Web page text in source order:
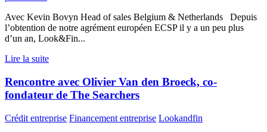
Avec Kevin Bovyn Head of sales Belgium & Netherlands Depuis
l’obtention de notre agrément européen ECSP il y a un peu plus
d’un an, Look&Fin...
Lire la suite
Rencontre avec Olivier Van den Broeck, co-
fondateur de The Searchers
Crédit entreprise Financement entreprise Lookandfin